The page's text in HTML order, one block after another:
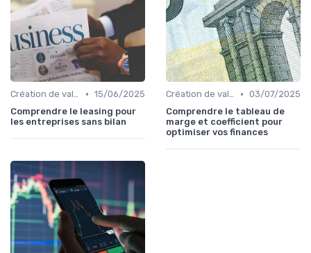
Création de valeur & rentabilité • 15/06/2025
Comprendre le leasing pour
les entreprises sans bilan
Création de valeur & rentabilité • 03/07/2025
Comprendre le tableau de
marge et coefficient pour
optimiser vos finances